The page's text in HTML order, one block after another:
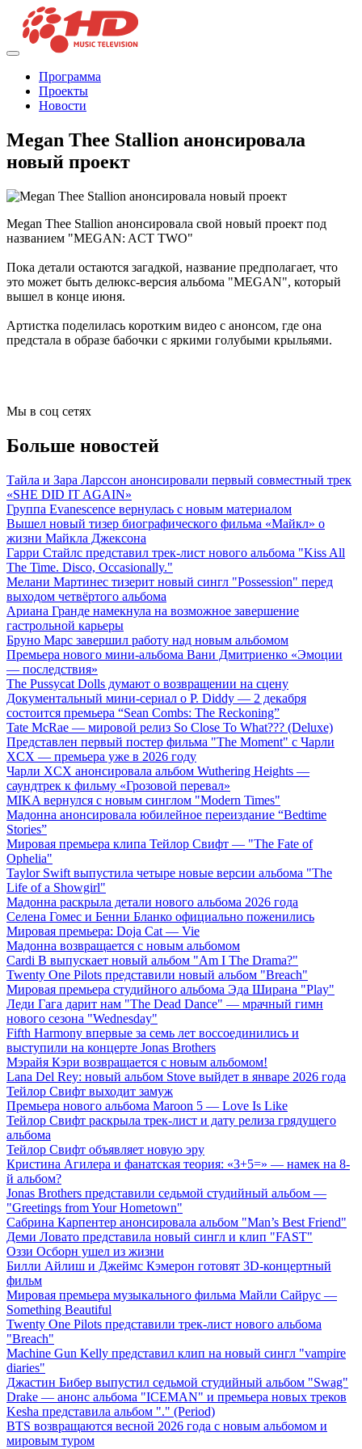
Программа
Проекты
Новости
Megan Thee Stallion анонсировала
новый проект
Megan Thee Stallion анонсировала свой новый проект под
названием "MEGAN: ACT TWO"
Пока детали остаются загадкой, название предполагает, что
это может быть делюкс-версия альбома "MEGAN", который
вышел в конце июня.
Артистка поделилась коротким видео с анонсом, где она
предстала в образе бабочки с яркими голубыми крыльями.
Мы в соц сетях
Больше новостей
Тайла и Зара Ларссон анонсировали первый совместный трек
«SHE DID IT AGAIN»
Группа Evanescence вернулась с новым материалом
Вышел новый тизер биографического фильма «Майкл» о
жизни Майкла Джексона
Гарри Стайлс представил трек-лист нового альбома "Kiss All
The Time. Disco, Occasionally."
Мелани Мартинес тизерит новый сингл "Possession" перед
выходом четвёртого альбома
Ариана Гранде намекнула на возможное завершение
гастрольной карьеры
Бруно Марс завершил работу над новым альбомом
Премьера нового мини-альбома Вани Дмитриенко «Эмоции
— последствия»
The Pussycat Dolls думают о возвращении на сцену
Документальный мини-сериал о P. Diddy — 2 декабря
состоится премьера “Sean Combs: The Reckoning”
Tate McRae — мировой релиз So Close To What??? (Deluxe)
Представлен первый постер фильма "The Moment" с Чарли
XCX — премьера уже в 2026 году
Чарли XCX анонсировала альбом Wuthering Heights —
саундтрек к фильму «Грозовой перевал»
MIKA вернулся с новым синглом "Modern Times"
Мадонна анонсировала юбилейное переиздание “Bedtime
Stories”
Мировая премьера клипа Тейлор Свифт — "The Fate of
Ophelia"
Taylor Swift выпустила четыре новые версии альбома "The
Life of a Showgirl"
Мадонна раскрыла детали нового альбома 2026 года
Селена Гомес и Бенни Бланко официально поженились
Мировая премьера: Doja Cat — Vie
Мадонна возвращается с новым альбомом
Cardi B выпускает новый альбом "Am I The Drama?"
Twenty One Pilots представили новый альбом "Breach"
Мировая премьера студийного альбома Эда Ширана "Play"
Леди Гага дарит нам "The Dead Dance" — мрачный гимн
нового сезона "Wednesday"
Fifth Harmony впервые за семь лет воссоединились и
выступили на концерте Jonas Brothers
Мэрайя Кэри возвращается с новым альбомом!
Lana Del Rey: новый альбом Stove выйдет в январе 2026 года
Тейлор Свифт выходит замуж
Премьера нового альбома Maroon 5 — Love Is Like
Тейлор Свифт раскрыла трек-лист и дату релиза грядущего
альбома
Тейлор Свифт объявляет новую эру
Кристина Агилера и фанатская теория: «3+5=» — намек на 8-
й альбом?
Jonas Brothers представили седьмой студийный альбом —
"Greetings from Your Hometown"
Сабрина Карпентер анонсировала альбом "Man’s Best Friend"
Деми Ловато представила новый сингл и клип "FAST"
Оззи Осборн ушел из жизни
Билли Айлиш и Джеймс Кэмерон готовят 3D-концертный
фильм
Мировая премьера музыкального фильма Майли Сайрус —
Something Beautiful
Twenty One Pilots представили трек-лист нового альбома
"Breach"
Machine Gun Kelly представил клип на новый сингл "vampire
diaries"
Джастин Бибер выпустил седьмой студийный альбом "Swag"
Drake — анонс альбома "ICEMAN" и премьера новых треков
Kesha представила альбом "." (Period)
BTS возвращаются весной 2026 года с новым альбомом и
мировым туром